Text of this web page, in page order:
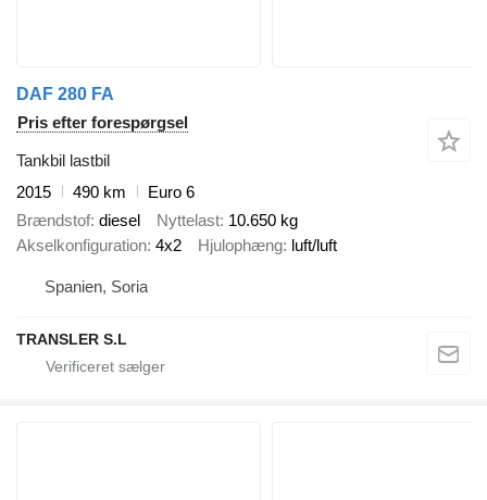
DAF 280 FA
Pris efter forespørgsel
Tankbil lastbil
2015
490 km
Euro 6
Brændstof diesel Nyttelast 10.650 kg
Akselkonfiguration 4x2 Hjulophæng luft/luft
Spanien, Soria
TRANSLER S.L